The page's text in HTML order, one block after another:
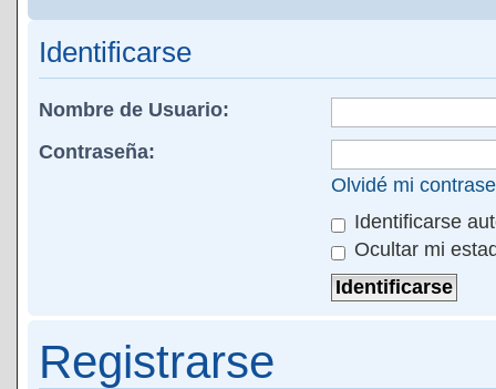
Identificarse
Nombre de Usuario:
Contraseña:
Olvidé mi
Identificarse
Ocultar mi
Registrarse